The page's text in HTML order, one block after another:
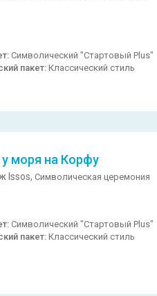
Символический "Стартовый Plus"
пакет:Классический стиль
моря на Корфу
Issos,Символическая церемония
Символический "Стартовый Plus"
пакет:Классический стиль